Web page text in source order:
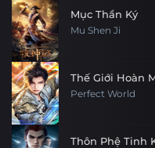
Mục Thần Ký
Mu Shen Ji
Thế Giới Hoàn
Perfect World
Thôn Phệ Tinh